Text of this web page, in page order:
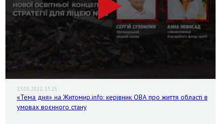
13.05.2022, 13:25
«Тема дня» на Житомир.info: керівник ОВА про життя області в
умовах воєнного стану